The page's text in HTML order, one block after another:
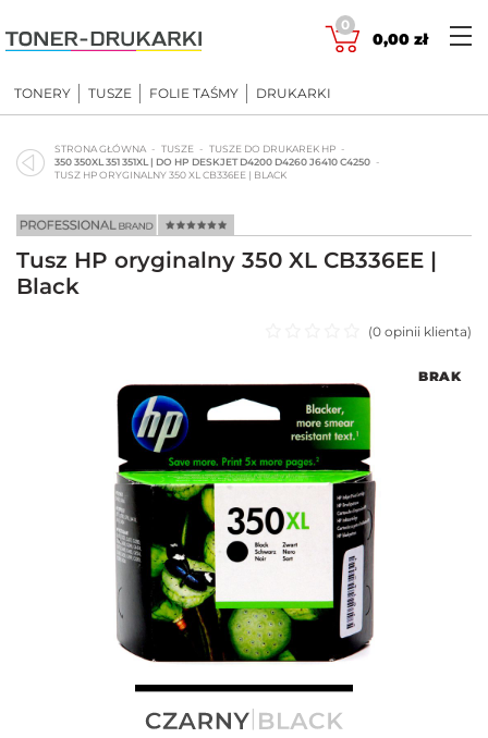
to
content
0
0,00 zł
TONERY TUSZE FOLIE TAŚMY DRUKARKI
STRONA GŁÓWNA TUSZE
TUSZE DO DRUKAREK HP
350 350XL 351 351XL | DO HP DESKJET D4200 D4260 J6410 C4250
TUSZ HP ORYGINALNY 350 XL CB336EE | BLACK
Tusz HP oryginalny 350 XL CB336EE |
Black
(0 opinii klienta)
BRAK